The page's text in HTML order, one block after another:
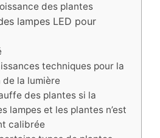
des plantes
lampes LED pour
techniques pour la
la lumière
des plantes si la
lampes et les plantes n’est
calibrée